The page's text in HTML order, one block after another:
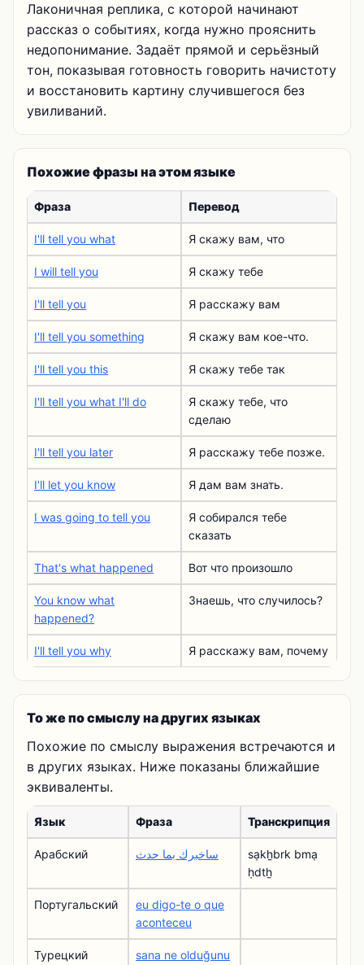
Лаконичная реплика, с которой начинают
рассказ о событиях, когда нужно прояснить
недопонимание. Задаёт прямой и серьёзный
тон, показывая готовность говорить начистоту
и восстановить картину случившегося без
увиливаний.
Похожие фразы на этом языке
Фраза Перевод
I'll tell you what Я скажу вам, что
I will tell you Я скажу тебе
I'll tell you Я расскажу вам
I'll tell you something Я скажу вам кое-что.
I'll tell you this Я скажу тебе так
I'll tell you what I'll do
Я скажу тебе, что
сделаю
I'll tell you later Я расскажу тебе позже.
I'll let you know Я дам вам знать.
I was going to tell you
Я собирался тебе
сказать
That's what happened Вот что произошло
You know what
happened?
Знаешь, что случилось?
I'll tell you why Я расскажу вам, почему
То же по смыслу на других языках
Похожие по смыслу выражения встречаются и
в других языках. Ниже показаны ближайшие
эквиваленты.
Язык Фраза Транскрипция
Арабский ساخبرك بما حدث
sạkẖbrk bmạ
ḥdtẖ
Португальский
eu digo-te o que
aconteceu
Турецкий sana ne olduğunu